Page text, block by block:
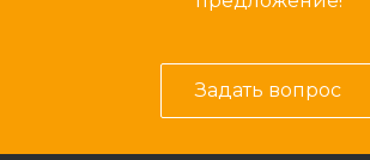
Задать вопрос